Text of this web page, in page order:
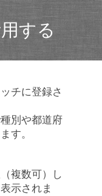
する
チに登録さ
別や都道府
す。
複数可）し
示されま